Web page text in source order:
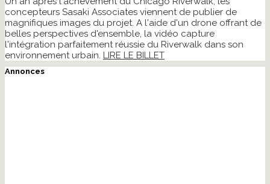
concepteurs Sasaki Associates viennent de publier de
magnifiques images du projet. A l'aide d'un drone offrant de
belles perspectives d'ensemble, la vidéo capture
l'intégration parfaitement réussie du Riverwalk dans son
environnement urbain. LIRE LE BILLET
Annonces